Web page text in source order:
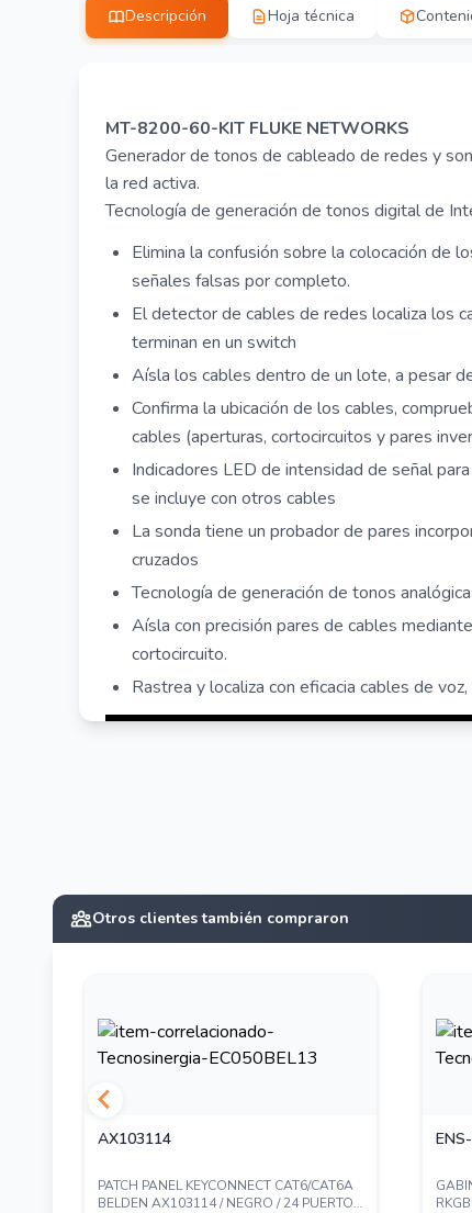
Descripción Hoja técnica
MT-8200-60-KIT FLUKE NETWORKS
Generador de tonos de cableado de redes y
la red activa.
Tecnología de generación de tonos digital de
Elimina la confusión sobre la colocación de
señales falsas por completo.
El detector de cables de redes localiza los
terminan en un switch
Aísla los cables dentro de un lote, a pesar
Confirma la ubicación de los cables,
cables (aperturas, cortocircuitos y pares
Indicadores LED de intensidad de señal
se incluye con otros cables
La sonda tiene un probador de pares
cruzados
Tecnología de generación de tonos
Aísla con precisión pares de cables
cortocircuito.
Rastrea y localiza con eficacia cables de
Otros clientes también compraron
AX103114
PATCH PANEL KEYCONNECT CAT6/CAT6A
BELDEN AX103114 / NEGRO / 24 PUERTOS